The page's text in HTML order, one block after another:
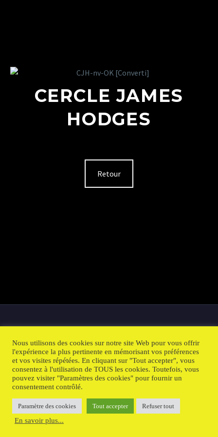
CERCLE JAMES
HODGES
Retour
2021 © International Create Illusions
Nous utilisons des cookies sur notre site Web pour vous offrir
l'expérience la plus pertinente en mémorisant vos préférences
et vos visites répétées. En cliquant sur "Tout accepter", vous
consentez à l'utilisation de TOUS les cookies. Toutefois, vous
pouvez visiter "Paramètres des cookies" pour fournir un
consentement contrôlé.
Paramètre des cookies Tout accepter Refuser tout
En savoir plus...